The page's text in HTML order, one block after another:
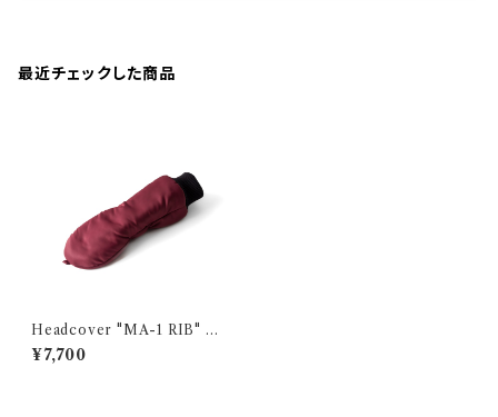
最近チェックした商品
Headcover "MA-1 RIB" M
AROON / Fairway wood
¥7,700